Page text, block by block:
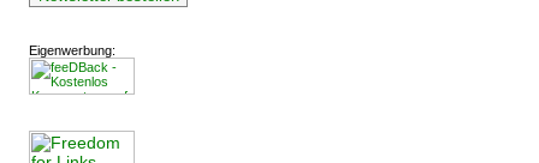
Eigenwerbung: